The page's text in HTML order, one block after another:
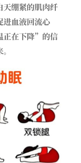
天绷紧的肌肉纤
血液回流心
正在下降”的信